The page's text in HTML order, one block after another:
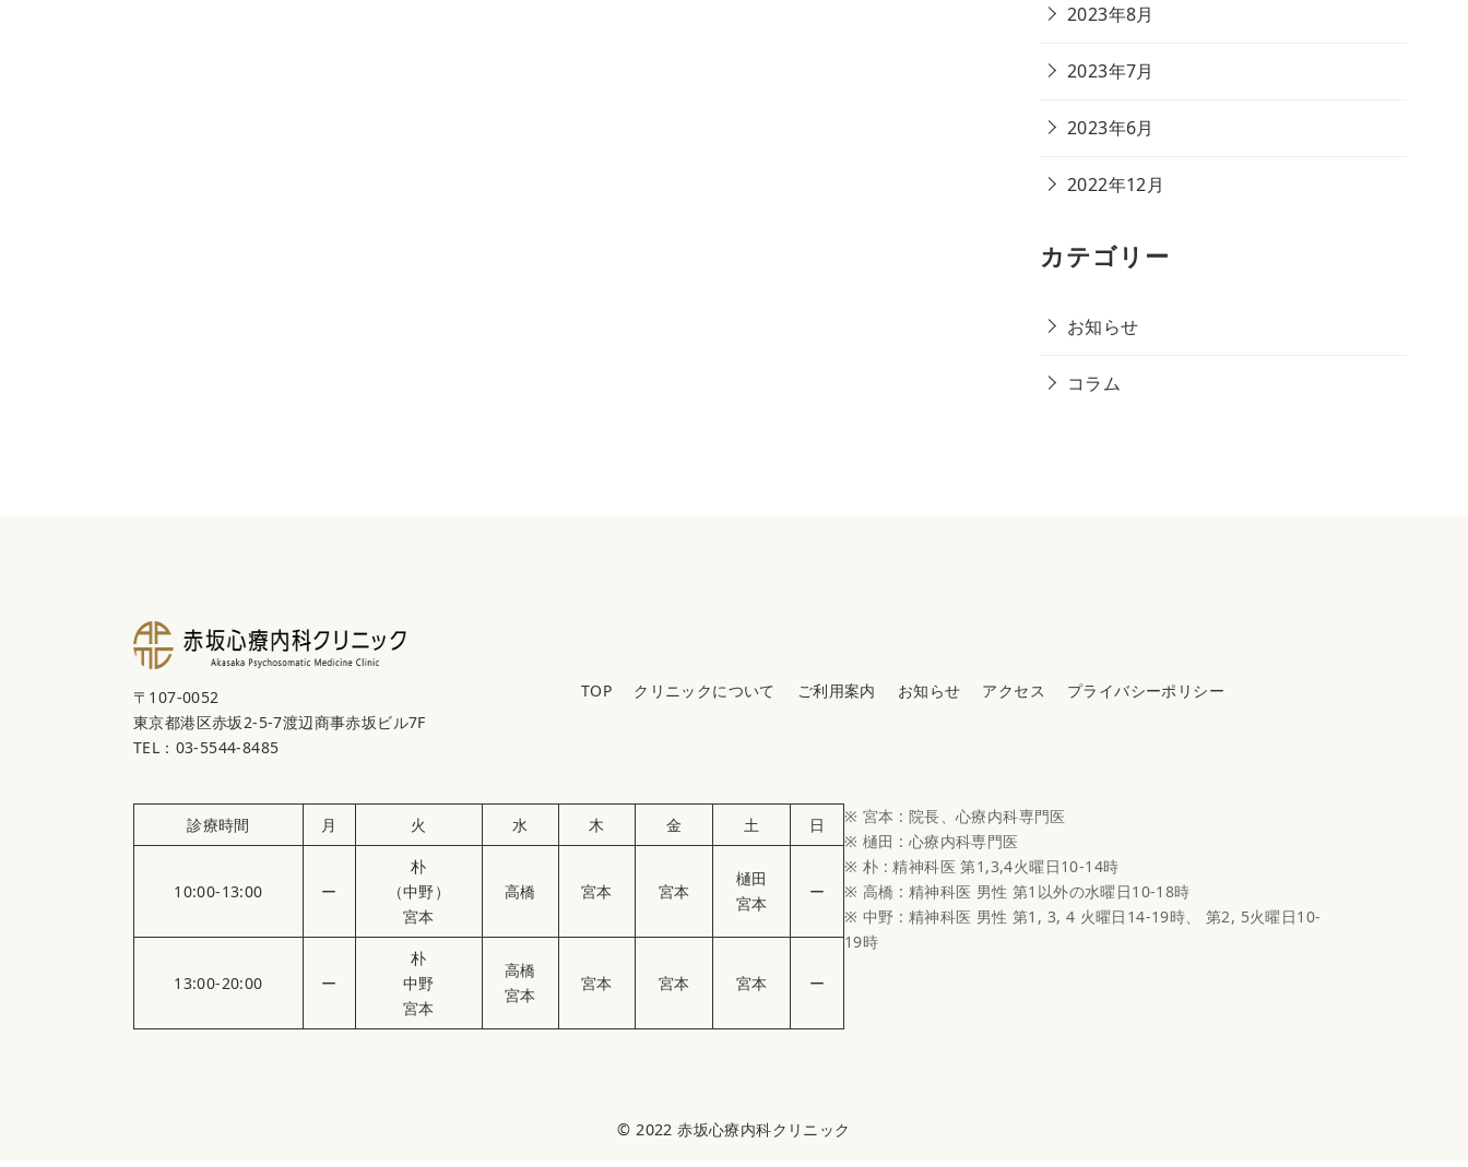
2023年8月
2023年7月
2023年6月
2022年12月
カテゴリー
お知らせ
コラム
〒107-0052
東京都港区赤坂2-5-7渡辺商事赤坂ビル7F
TEL：03-5544-8485
TOP クリニックについて ご利用案内 お知らせ アクセス プライバシーポリシー
診療時間 月 火 水 木 金 土 日
10:00-13:00 ー
朴
（中野）
宮本
高橋 宮本 宮本
樋田
宮本
ー
13:00-20:00 ー
朴
中野
宮本
高橋
宮本
宮本 宮本 宮本 ー
※ 宮本 : 院長、心療内科専門医
※ 樋田 : 心療内科専門医
※ 朴 : 精神科医 第1,3,4火曜日10-14時
※ 高橋 : 精神科医 男性 第1以外の水曜日10-18時
※ 中野 : 精神科医 男性 第1, 3, 4 火曜日14-19時、 第2, 5火曜日10-
19時
© 2022赤坂心療内科クリニック